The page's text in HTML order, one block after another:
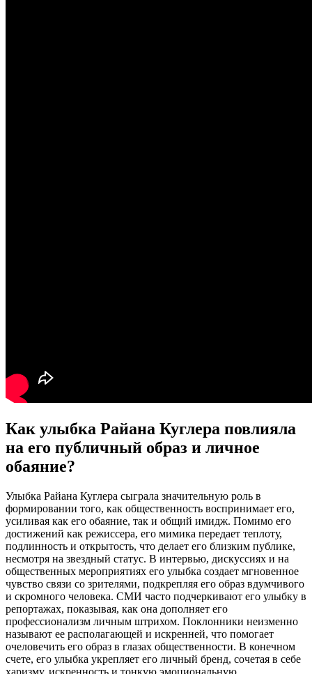
Как улыбка Райана Куглера повлияла
на его публичный образ и личное
обаяние?
Улыбка Райана Куглера сыграла значительную роль в
формировании того, как общественность воспринимает его,
усиливая как его обаяние, так и общий имидж. Помимо его
достижений как режиссера, его мимика передает теплоту,
подлинность и открытость, что делает его близким публике,
несмотря на звездный статус. В интервью, дискуссиях и на
общественных мероприятиях его улыбка создает мгновенное
чувство связи со зрителями, подкрепляя его образ вдумчивого
и скромного человека. СМИ часто подчеркивают его улыбку в
репортажах, показывая, как она дополняет его
профессионализм личным штрихом. Поклонники неизменно
называют ее располагающей и искренней, что помогает
очеловечить его образ в глазах общественности. В конечном
счете, его улыбка укрепляет его личный бренд, сочетая в себе
харизму, искренность и тонкую эмоциональную